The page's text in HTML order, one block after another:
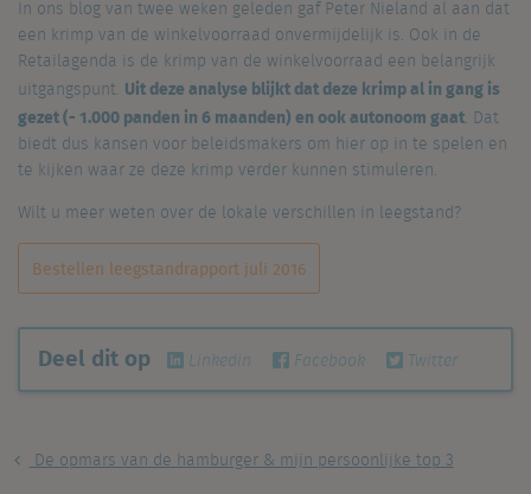
In ons blog van twee weken geleden gaf Peter Nieland al aan dat
een krimp van de winkelvoorraad onvermijdelijk is. Ook in de
Retailagenda is de krimp van de winkelvoorraad een belangrijk
uitgangspunt. Uit deze analyse blijkt dat deze krimp al in gang is
gezet (- 1.000 panden in 6 maanden) en ook autonoom gaat. Dat
biedt dus kansen voor beleidsmakers om hier op in te spelen en
te kijken waar ze deze krimp verder kunnen stimuleren.
Wilt u meer weten over de lokale verschillen in leegstand?
Bestellen leegstandrapport juli 2016
Deel dit op Linkedin Facebook Twitter
De opmars van de hamburger & mijn persoonlijke top 3